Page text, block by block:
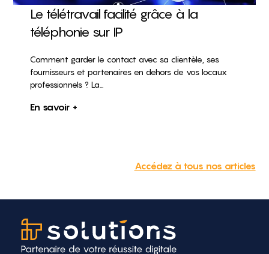
Le télétravail facilité grâce à la
téléphonie sur IP
Comment garder le contact avec sa clientèle, ses
fournisseurs et partenaires en dehors de vos locaux
professionnels ? La...
En savoir +
Accédez à tous nos articles